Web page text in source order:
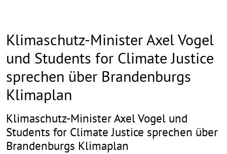
Klimaschutz-Minister Axel Vogel
und Students for Climate Justice
sprechen über Brandenburgs
Klimaplan
Klimaschutz-Minister Axel Vogel und
Students for Climate Justice sprechen über
Brandenburgs Klimaplan